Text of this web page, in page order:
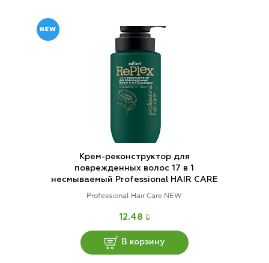
Крем-реконструктор для
поврежденных волос 17 в 1
несмываемый Professional HAIR CARE
Professional Hair Care NEW
12.48 BYN
В корзину